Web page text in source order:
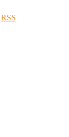
RSS